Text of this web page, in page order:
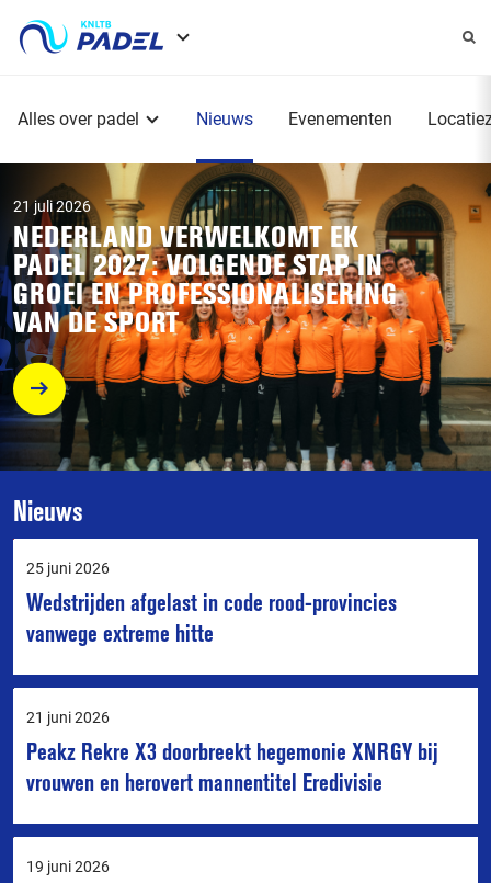
Alles over padel Nieuws Evenementen
21 juli 2026
NEDERLAND VERWELKOMT EK
PADEL 2027: VOLGENDE STAP IN
GROEI EN PROFESSIONALISERING
VAN DE SPORT
Nieuws
25 juni 2026
Wedstrijden afgelast in code rood-provincies
vanwege extreme hitte
21 juni 2026
Peakz Rekre X3 doorbreekt hegemonie XNRGY bij
vrouwen en herovert mannentitel Eredivisie
19 juni 2026